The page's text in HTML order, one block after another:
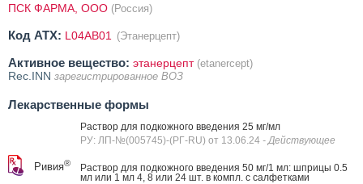
ПСК ФАРМА, OOO (Россия)
Код ATX: L04AB01 (Этанерцепт)
Активное вещество: этанерцепт (etanercept)
Rec.INN зарегистрированное ВОЗ
Лекарственные формы
Ривия®
Раствор для подкожного введения 25 мг/мл
РУ: ЛП-№(005745)-(РГ-RU) от 13.06.24 - Действующее
Раствор для подкожного введения 50 мг/1 мл: шприцы 0.5
мл или 1 мл 4, 8 или 24 шт. в компл. с салфетками